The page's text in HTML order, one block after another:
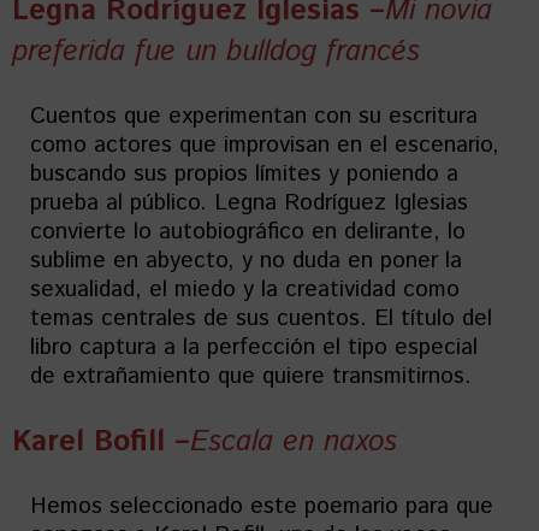
Legna Rodríguez Iglesias –Mi novia
preferida fue un bulldog francés
Cuentos que experimentan con su escritura
como actores que improvisan en el escenario,
buscando sus propios límites y poniendo a
prueba al público. Legna Rodríguez Iglesias
convierte lo autobiográfico en delirante, lo
sublime en abyecto, y no duda en poner la
sexualidad, el miedo y la creatividad como
temas centrales de sus cuentos. El título del
libro captura a la perfección el tipo especial
de extrañamiento que quiere transmitirnos.
Karel Bofill –Escala en naxos
Hemos seleccionado este poemario para que